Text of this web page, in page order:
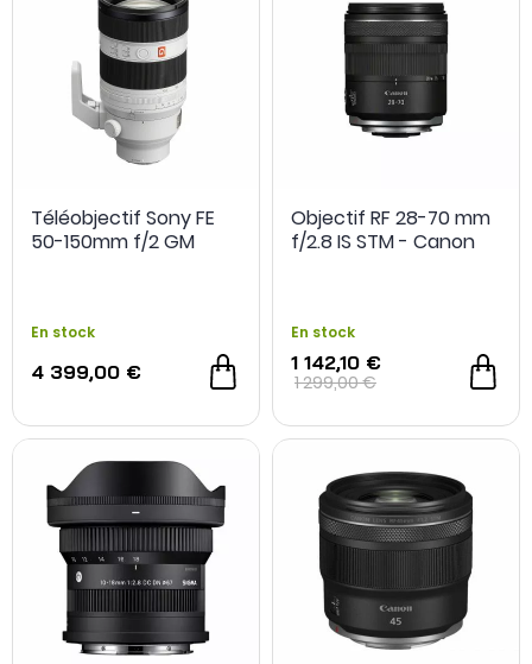
Téléobjectif Sony FE
50-150mm f/2 GM
En stock
4 399,00 €
Objectif RF 28-70 mm
f/2.8 IS STM - Canon
En stock
1 142,10 €
1 299,00 €